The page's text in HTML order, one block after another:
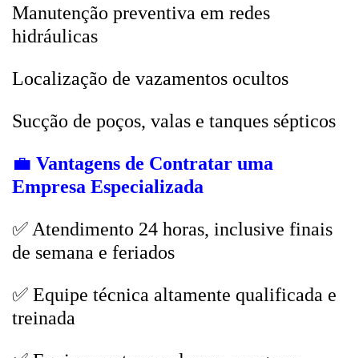
Manutenção preventiva em redes
hidráulicas
Localização de vazamentos ocultos
Sucção de poços, valas e tanques sépticos
💼 Vantagens de Contratar uma
Empresa Especializada
✅ Atendimento 24 horas, inclusive finais
de semana e feriados
✅ Equipe técnica altamente qualificada e
treinada